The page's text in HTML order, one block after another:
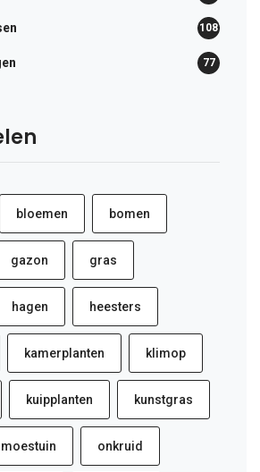
108
77
bloemen bomen
gazon gras
hagen heesters
kamerplanten klimop
kuipplanten kunstgras
moestuin onkruid